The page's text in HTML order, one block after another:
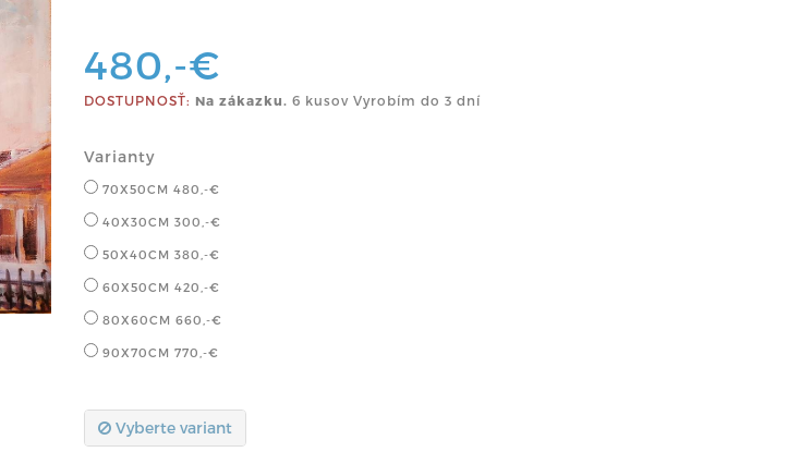
480,-€
DOSTUPNOSŤ: Na zákazku. 6 kusov Vyrobím do 3 dní
Varianty
70X50CM 480,-€
40X30CM 300,-€
50X40CM 380,-€
60X50CM 420,-€
80X60CM 660,-€
90X70CM 770,-€
Vyberte variant